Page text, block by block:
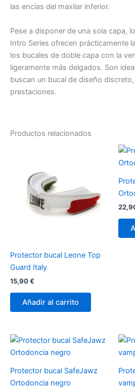
las encías del maxilar inferior.
Pese a disponer de una sola capa,
Intro Series ofrecen prácticamente
los bucales de doble capa con la
ligeramente más delgados. Son
buscan un bucal de diseño
prestaciones.
Productos relacionados
Protector bucal Leone Top
Guard Italy
15,90€
Añadir al carrito
Protector bucal SafeJawz
Ortodoncia negro